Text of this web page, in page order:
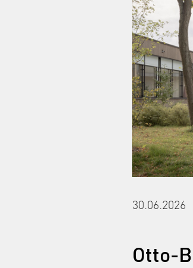
30.06.2026
Otto-